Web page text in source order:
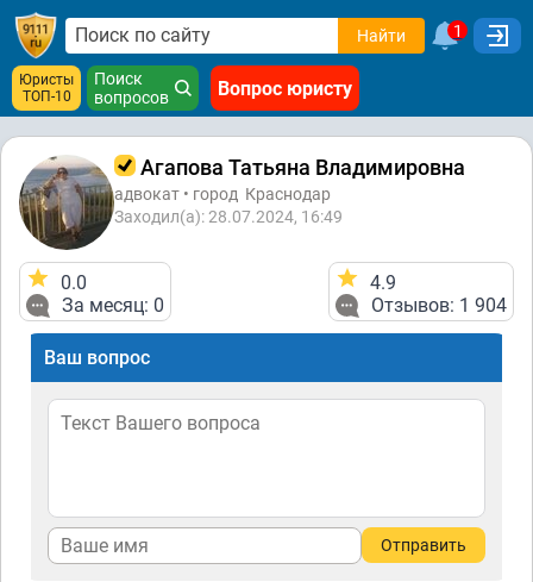
Найти 1
Юристы
ТОП-10
Поиск
вопросов
Вопрос юристу
Агапова Татьяна Владимировна
адвокат • город Краснодар
Заходил(а): 28.07.2024, 16:49
0.0
За месяц: 0
4.9
Отзывов: 1 904
Ваш вопрос
Отправить